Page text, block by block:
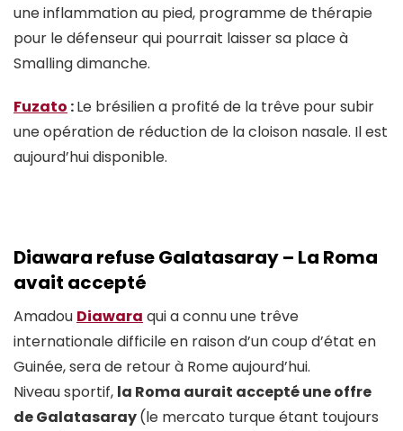
une inflammation au pied, programme de thérapie
pour le défenseur qui pourrait laisser sa place à
Smalling dimanche.
Fuzato :Le brésilien a profité de la trêve pour subir
une opération de réduction de la cloison nasale. Il est
aujourd’hui disponible.
Diawara refuse Galatasaray – La Roma
avait accepté
Amadou Diawara qui a connu une trêve
internationale difficile en raison d’un coup d’état en
Guinée, sera de retour à Rome aujourd’hui.
Niveau sportif, la Roma aurait accepté une offre
de Galatasaray(le mercato turque étant toujours